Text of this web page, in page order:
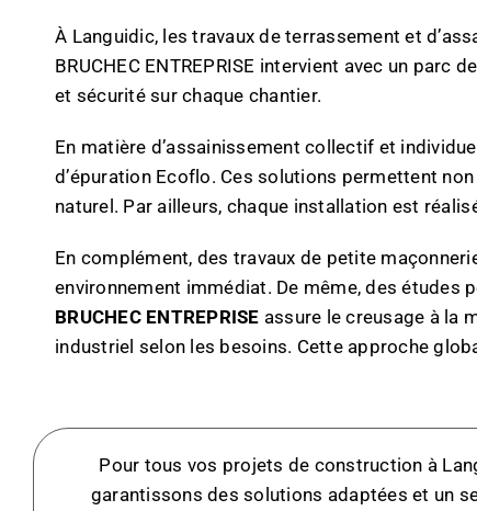
À Languidic, les travaux de terrassement et
BRUCHEC ENTREPRISE intervient avec un
et sécurité sur chaque chantier.
En matière d’assainissement collectif et
d’épuration Ecoflo. Ces solutions permettent
naturel. Par ailleurs, chaque installation est
En complément, des travaux de petite
environnement immédiat. De même, des études
BRUCHEC ENTREPRISE assure le creusage à la
industriel selon les besoins. Cette approche
Pour tous vos projets de construction à
garantissons des solutions adaptées et un